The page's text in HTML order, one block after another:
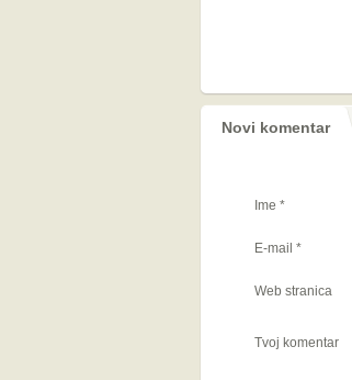
Novi komentar
Ime *
E-mail *
Web stranica
Tvoj komentar